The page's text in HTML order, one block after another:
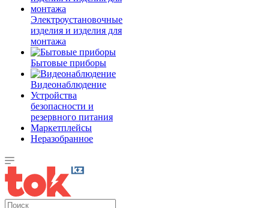
Электроустановочные
изделия и изделия для
монтажа
Бытовые приборы
Видеонаблюдение
Устройства
безопасности и
резервного питания
Маркетплейсы
Неразобранное